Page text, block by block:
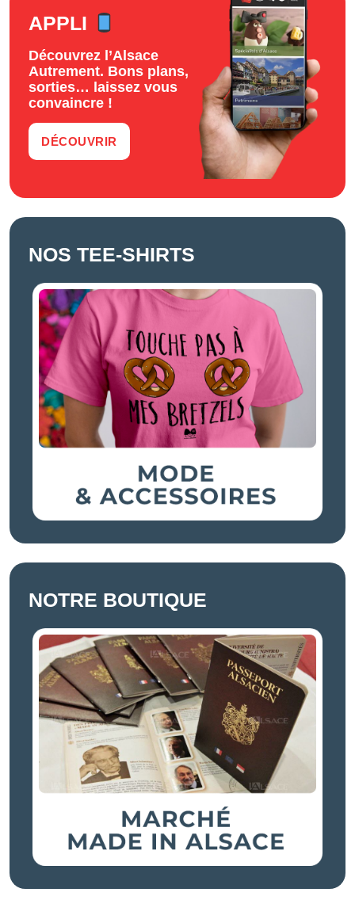
APPLI
Découvrez l’Alsace
Autrement. Bons plans,
sorties… laissez vous
convaincre !
DÉCOUVRIR
NOS TEE-SHIRTS
NOTRE BOUTIQUE